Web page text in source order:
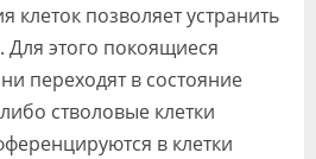
клеток позволяет устранить
этого покоящиеся
переходят в состояние
стволовые клетки
в клетки